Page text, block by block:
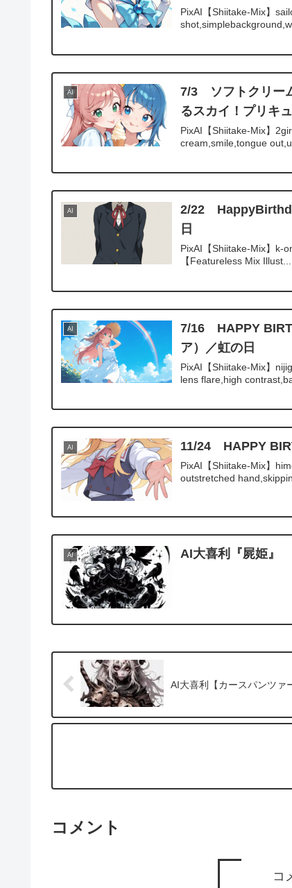
PixAI【Shiitake-Mix】
AI
7/3 ソフトクリー
るスカイ！プリキュ
PixAI【Shiitake-Mix】
cream,smile,tongue
AI
2/22
日
PixAI【Shiitake-Mix】k-
【Featureless Mix Illust...
AI
7/16 HAPPY
ア）／虹の日
PixAI【Shiitake-Mix】
lens flare,high
AI 11/24 HAPPY
PixAI【Shiitake-Mix】
outstretched
AI AI大喜利『屍姫』
AI大喜利【カースパンツァ
コメント
コ